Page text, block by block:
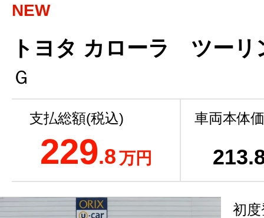
NEW
トヨタ カローラ ツー
Ｇ
支払総額(税込)
229.8万円
車両本体
213
初